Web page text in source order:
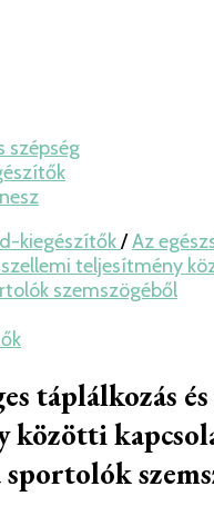
szépség
kiegészítők/Az
teljesítmény
szemszögéből
táplálkozás
közötti
sportolók